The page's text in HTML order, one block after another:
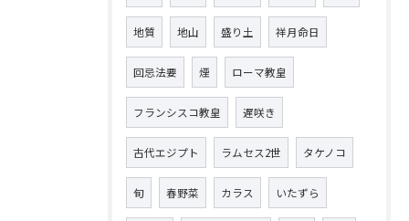
地質 地山 盛り土 祥月命日
回忌法要 煙 ローマ教皇
フランシスコ教皇 遅咲き
古代エジプト ラムセス2世 タケノコ
旬 春野菜 カラス いたずら